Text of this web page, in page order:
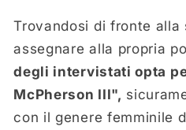
Trovandosi di fronte alla
assegnare alla propria
degli intervistati opta
McPherson III",
con il genere femminile